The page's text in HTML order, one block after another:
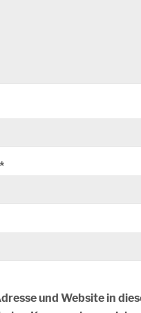
*
und Website in